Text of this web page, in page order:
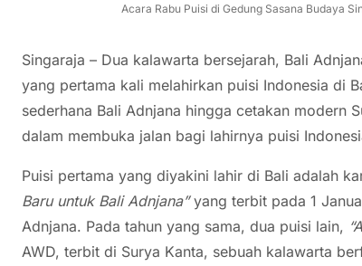
Acara Rabu Puisi di Gedung Sasana Budaya
Singaraja – Dua kalawarta bersejarah, Bali
yang pertama kali melahirkan puisi Indonesia di
sederhana Bali Adnjana hingga cetakan modern
dalam membuka jalan bagi lahirnya puisi
Puisi pertama yang diyakini lahir di Bali adalah
Baru untuk Bali Adnjana”yang terbit pada 1
Adnjana. Pada tahun yang sama, dua puisi lain,
AWD, terbit di Surya Kanta, sebuah kalawarta